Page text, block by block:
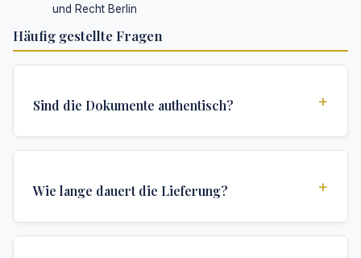
und Recht Berlin
Häufig gestellte Fragen
Sind die Dokumente authentisch? +
Sicherheitsmerkmale und Authentifizierungen, die für
Wie lange dauert die Lieferung? +